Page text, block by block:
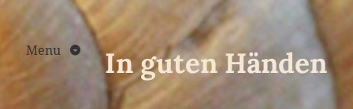
Skip
to
contentMenu In guten Händen